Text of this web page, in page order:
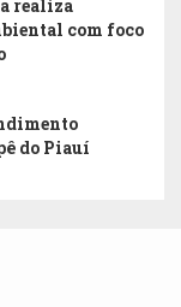
realiza
com foco
do Piauí